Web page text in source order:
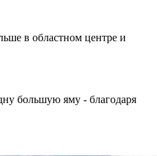
в областном центре и
большую яму - благодаря